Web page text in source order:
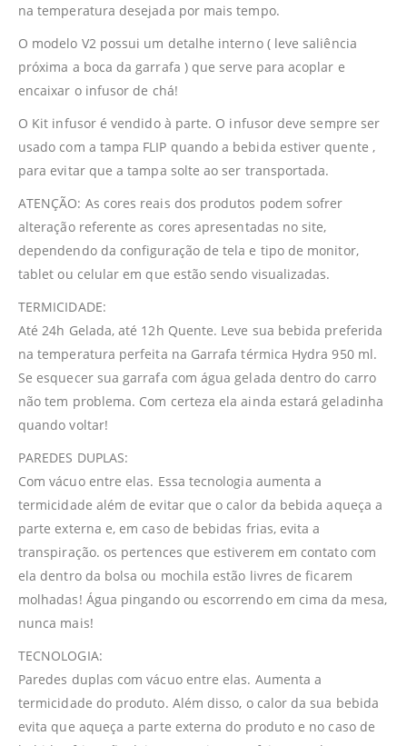
na temperatura desejada por mais tempo.
O modelo V2 possui um detalhe interno ( leve saliência
próxima a boca da garrafa ) que serve para acoplar e
encaixar o infusor de chá!
O Kit infusor é vendido à parte. O infusor deve sempre ser
usado com a tampa FLIP quando a bebida estiver quente ,
para evitar que a tampa solte ao ser transportada.
ATENÇÃO: As cores reais dos produtos podem sofrer
alteração referente as cores apresentadas no site,
dependendo da configuração de tela e tipo de monitor,
tablet ou celular em que estão sendo visualizadas.
TERMICIDADE:
Até 24h Gelada, até 12h Quente. Leve sua bebida preferida
na temperatura perfeita na Garrafa térmica Hydra 950 ml.
Se esquecer sua garrafa com água gelada dentro do carro
não tem problema. Com certeza ela ainda estará geladinha
quando voltar!
PAREDES DUPLAS:
Com vácuo entre elas. Essa tecnologia aumenta a
termicidade além de evitar que o calor da bebida aqueça a
parte externa e, em caso de bebidas frias, evita a
transpiração. os pertences que estiverem em contato com
ela dentro da bolsa ou mochila estão livres de ficarem
molhadas! Água pingando ou escorrendo em cima da mesa,
nunca mais!
TECNOLOGIA:
Paredes duplas com vácuo entre elas. Aumenta a
termicidade do produto. Além disso, o calor da sua bebida
evita que aqueça a parte externa do produto e no caso de